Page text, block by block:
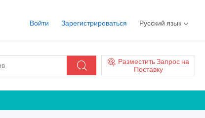
Войти Зарегистрироваться Русский язык
Разместить Запрос на
Поставку